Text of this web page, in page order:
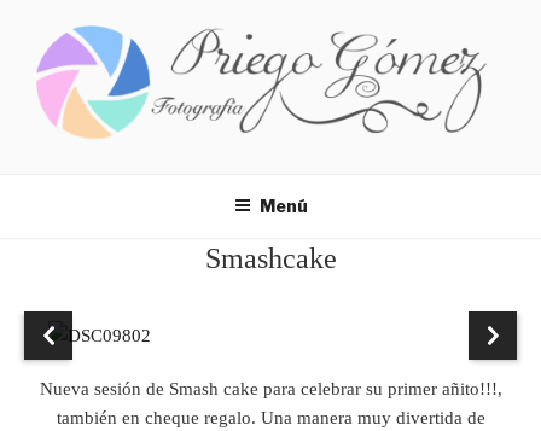
contenido
Menú
Smashcake
Nueva sesión de Smash cake para celebrar su primer añito!!!,
también en cheque regalo. Una manera muy divertida de